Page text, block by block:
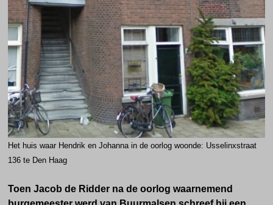
Het huis waar Hendrik en Johanna in de oorlog woonde: Usselinxstraat
136 te Den Haag
Toen Jacob de Ridder na de oorlog waarnemend